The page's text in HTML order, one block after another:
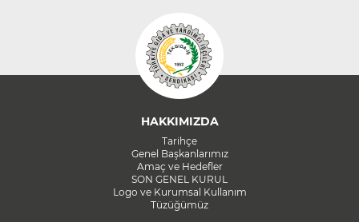
HAKKIMIZDA
Tarihçe
Genel Başkanlarımız
Amaç ve Hedefler
SON GENEL KURUL
Logo ve Kurumsal Kullanım
Tüzüğümüz